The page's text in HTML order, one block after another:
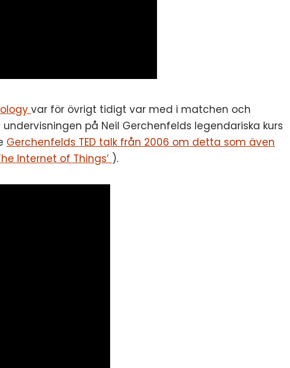
var för övrigt tidigt var med i matchen och
undervisningen på Neil Gerchenfelds legendariska kurs
Gerchenfelds TED talk från 2006 om detta som även
Internet of Things’ ).